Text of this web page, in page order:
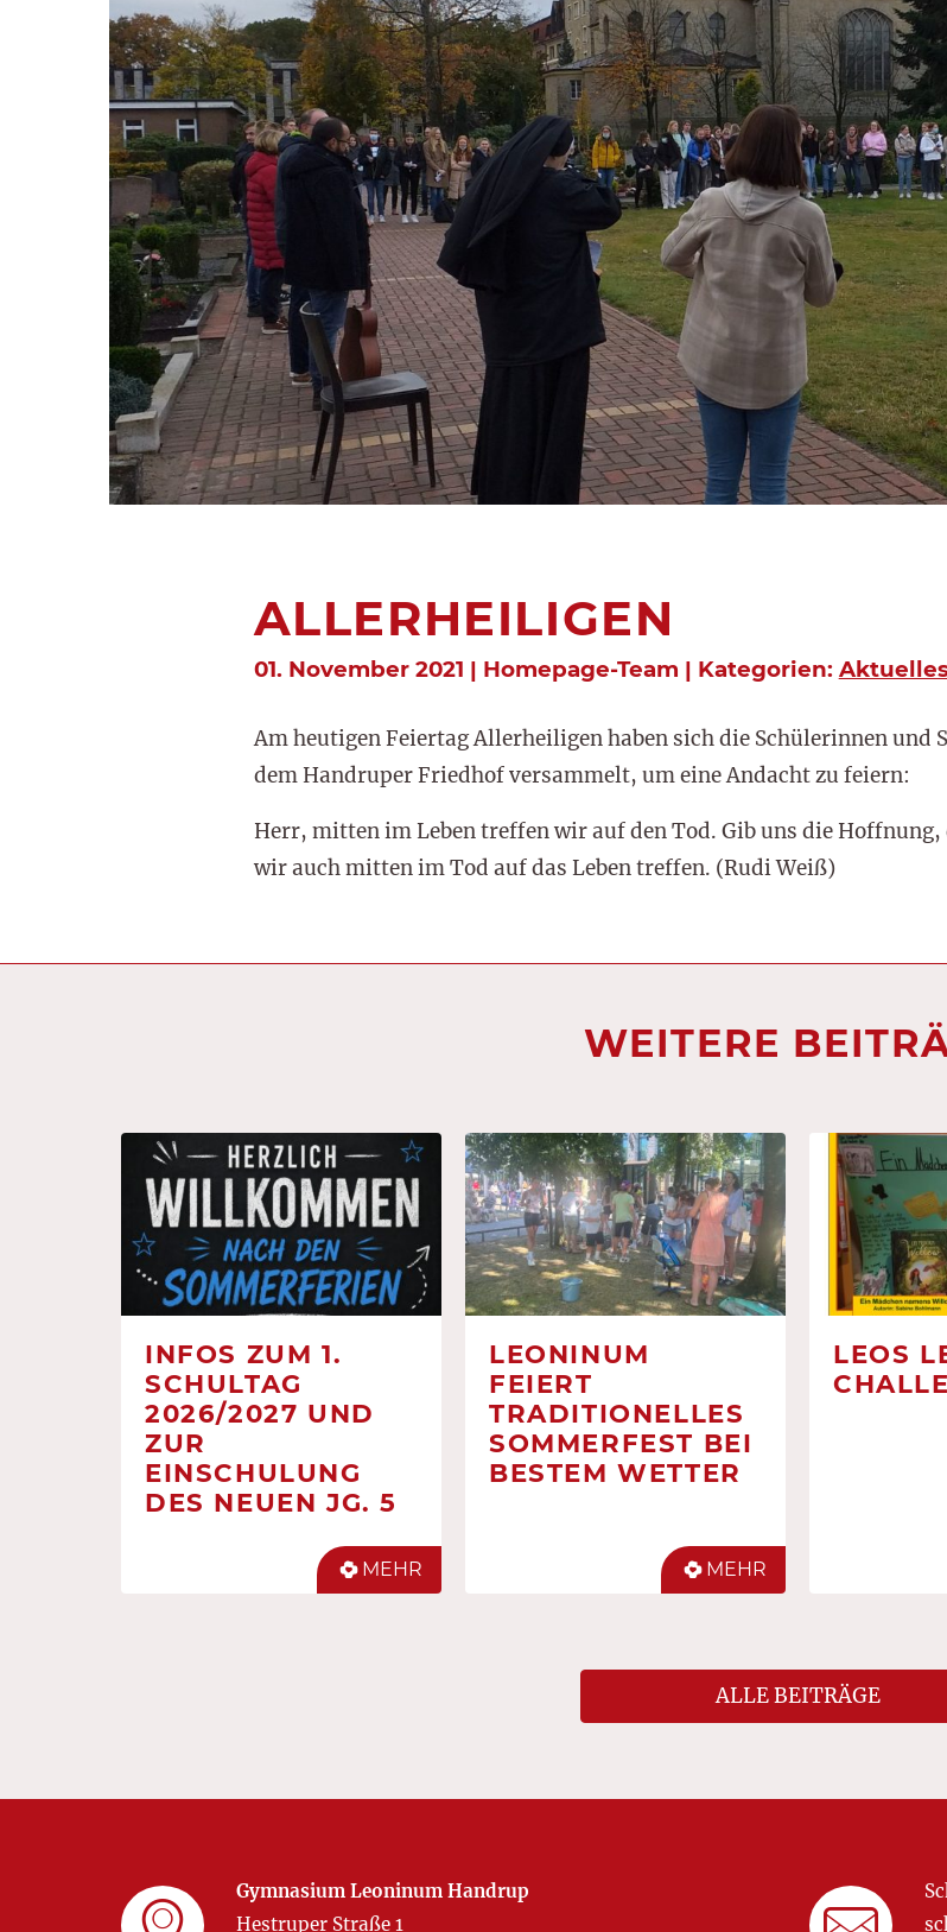
ALLERHEILIGEN
01. November 2021 | Homepage-Team | Kategorien:
Am heutigen Feiertag Allerheiligen haben sich die Schülerinnen und
dem Handruper Friedhof versammelt, um eine Andacht zu feiern:
Herr, mitten im Leben treffen wir auf den Tod. Gib uns die
wir auch mitten im Tod auf das Leben treffen. (Rudi Weiß)
WEITERE
INFOS ZUM 1.
SCHULTAG
2026/2027 UND
ZUR
EINSCHULUNG
DES NEUEN JG. 5
MEHR
LEONINUM
FEIERT
TRADITIONELLES
SOMMERFEST BEI
BESTEM WETTER
MEHR
LEOS
ALLE BEITRÄGE
Gymnasium Leoninum Handrup
Hestruper Straße 1